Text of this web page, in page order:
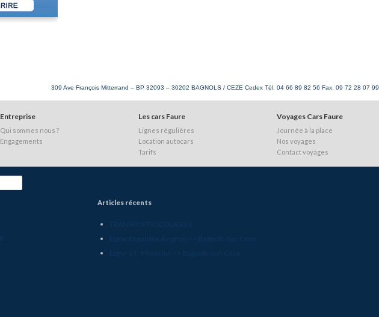
309 Ave François Mitterrand – BP 32093 – 30202 BAGNOLS / CEZE Cedex Tél. 04 66 89 82 56 Fax. 09 72 28 07 99
Entreprise
Qui sommes nous ?
Engagements
Les cars Faure
Lignes régulières
Location autocars
Tarifs
Voyages Cars Faure
Journée à la place
Nos voyages
Contact voyages
Articles récents